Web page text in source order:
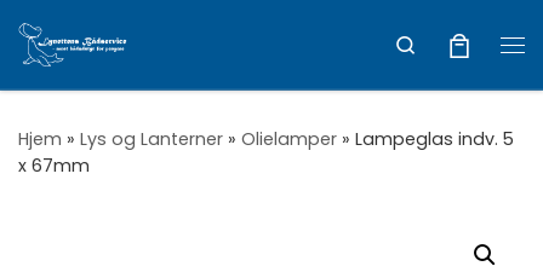
Vis hele indholdet
Search
Hjem » Lys og Lanterner » Olielamper » Lampeglas indv. 5
x 67mm